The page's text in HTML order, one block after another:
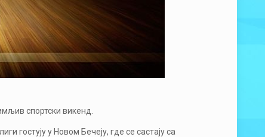
спортски викенд.
гостују у Новом Бечеју, где се састају са